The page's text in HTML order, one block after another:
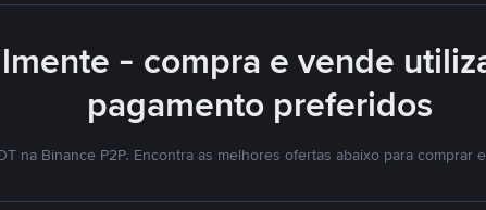
- compra e vende
pagamento preferidos
na Binance P2P. Encontra as melhores ofertas abaixo para comprar